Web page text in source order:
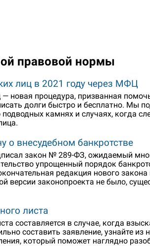
правовой нормы
лиц в 2021 году через МФЦ
— новая процедура, призванная
долги быстро и бесплатно. Мы
камнях и случаях, когда
о внесудебном банкротстве
закон № 289-ФЗ, ожидаемый
упрощенный порядок
редакция нового закона
версии законопроекта не было,
листа
составляется в случае, когда
составить заявление, узнайте из
который поможет наглядно